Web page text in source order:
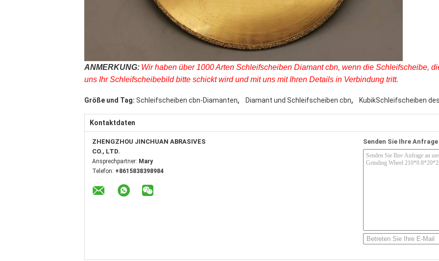
ANMERKUNG: Wir haben über 1000 Arten Schleifscheiben Diamant cbn, wenn die Schleifscheibe,
uns Ihr Schleifscheibebild bitte schickt wird und mit uns mit Ihren Details in Verbindung tritt.
Größe und Tag: Schleifscheiben cbn-Diamanten, Diamant und Schleifscheiben cbn, KubikSchleifscheiben
Kontaktdaten
ZHENGZHOU JINCHUAN ABRASIVES
CO., LTD.
Ansprechpartner: Mary
Telefon: +8615838398984
Senden Sie Ihre